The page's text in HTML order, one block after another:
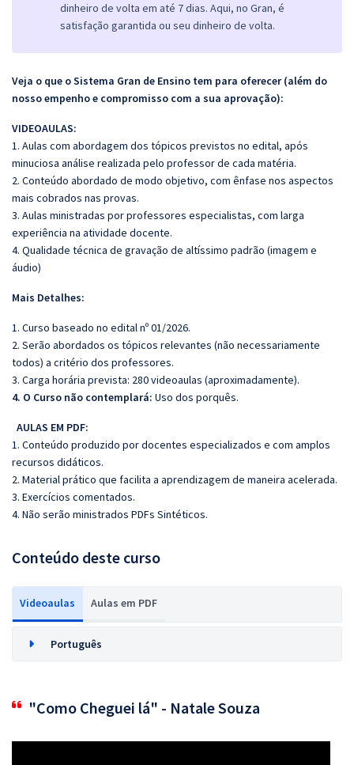
dinheiro de volta em até 7 dias. Aqui, no Gran, é
satisfação garantida ou seu dinheiro de volta.
Veja o que o Sistema Gran de Ensino tem para oferecer (além do
nosso empenho e compromisso com a sua aprovação):
VIDEOAULAS:
1. Aulas com abordagem dos tópicos previstos no edital, após
minuciosa análise realizada pelo professor de cada matéria.
2. Conteúdo abordado de modo objetivo, com ênfase nos aspectos
mais cobrados nas provas.
3. Aulas ministradas por professores especialistas, com larga
experiência na atividade docente.
4. Qualidade técnica de gravação de altíssimo padrão (imagem e
áudio)
Mais Detalhes:
1. Curso baseado no edital nº 01/2026.
2. Serão abordados os tópicos relevantes (não necessariamente
todos) a critério dos professores.
3. Carga horária prevista: 280 videoaulas (aproximadamente).
4. O Curso não contemplará: Uso dos porquês.
AULAS EM PDF:
1. Conteúdo produzido por docentes especializados e com amplos
recursos didáticos.
2. Material prático que facilita a aprendizagem de maneira acelerada.
3. Exercícios comentados.
4. Não serão ministrados PDFs Sintéticos.
Conteúdo deste curso
Videoaulas Aulas em PDF
Português
"Como Cheguei lá" - Natale Souza